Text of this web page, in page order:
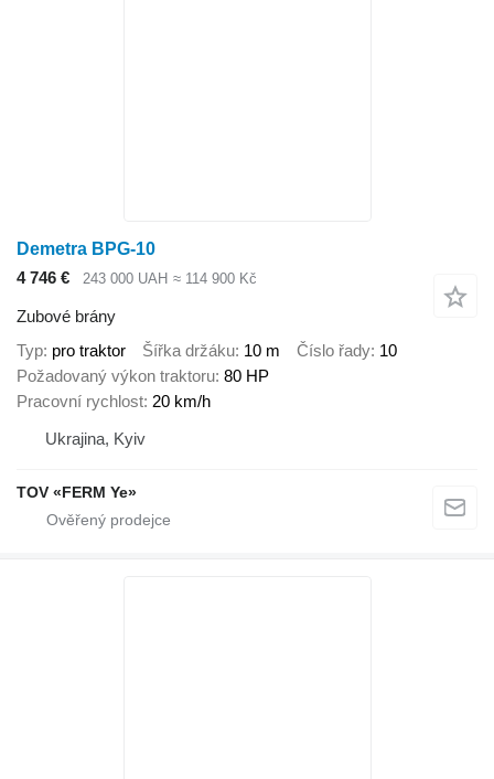
Demetra BPG-10
4 746 €
243 000 UAH ≈ 114 900 Kč
Zubové brány
Typ pro traktor Šířka držáku 10 m Číslo řady 10
Požadovaný výkon traktoru 80 HP
Pracovní rychlost 20 km/h
Ukrajina, Kyiv
TOV «FERM Ye»